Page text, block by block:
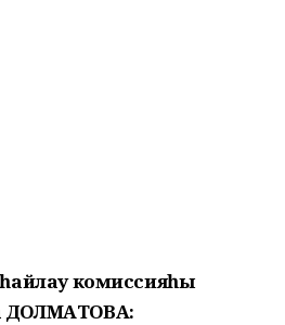
комис­сия­һы
ДОЛМАТОВА: